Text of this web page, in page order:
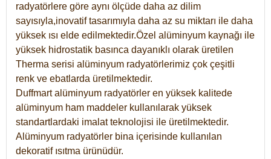
radyatörlere göre aynı ölçüde daha az dilim
sayısıyla,inovatif tasarımıyla daha az su miktarı ile daha
yüksek ısı elde edilmektedir.Özel alüminyum kaynağı ile
yüksek hidrostatik basınca dayanıklı olarak üretilen
Therma serisi alüminyum radyatörlerimiz çok çeşitli
renk ve ebatlarda üretilmektedir.
Duffmart alüminyum radyatörler en yüksek kalitede
alüminyum ham maddeler kullanılarak yüksek
standartlardaki imalat teknolojisi ile üretilmektedir.
Alüminyum radyatörler bina içerisinde kullanılan
dekoratif ısıtma ürünüdür.